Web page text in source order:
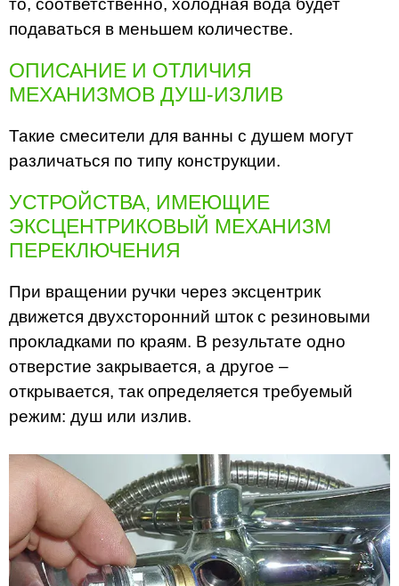
подаваться в меньшем количестве.
ОПИСАНИЕ И ОТЛИЧИЯ
МЕХАНИЗМОВ ДУШ-ИЗЛИВ
Такие смесители для ванны с душем могут
различаться по типу конструкции.
УСТРОЙСТВА, ИМЕЮЩИЕ
ЭКСЦЕНТРИКОВЫЙ МЕХАНИЗМ
ПЕРЕКЛЮЧЕНИЯ
При вращении ручки через эксцентрик
движется двухсторонний шток с резиновыми
прокладками по краям. В результате одно
отверстие закрывается, а другое –
открывается, так определяется требуемый
режим: душ или излив.